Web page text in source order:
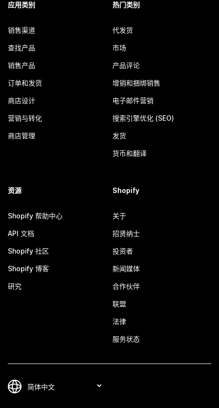
应用类别
销售渠道
查找产品
销售产品
订单和发货
商店设计
营销与转化
商店管理
热门类别
代发货
市场
产品评论
增销和捆绑销售
电子邮件营销
搜索引擎优化 (SEO)
发货
货币和翻译
资源
Shopify 帮助中心
API 文档
Shopify 社区
Shopify 博客
研究
Shopify
关于
招贤纳士
投资者
新闻媒体
合作伙伴
联盟
法律
服务状态